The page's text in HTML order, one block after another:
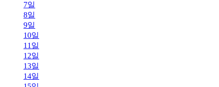
7일
8일
9일
10일
11일
12일
13일
14일